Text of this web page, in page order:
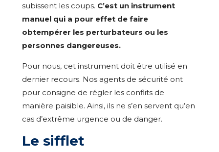
subissent les coups. C’est un instrument
manuel qui a pour effet de faire
obtempérer les perturbateurs ou les
personnes dangereuses.
Pour nous, cet instrument doit être utilisé en
dernier recours. Nos agents de sécurité ont
pour consigne de régler les conflits de
manière paisible. Ainsi, ils ne s’en servent qu’en
cas d’extrême urgence ou de danger.
Le sifflet